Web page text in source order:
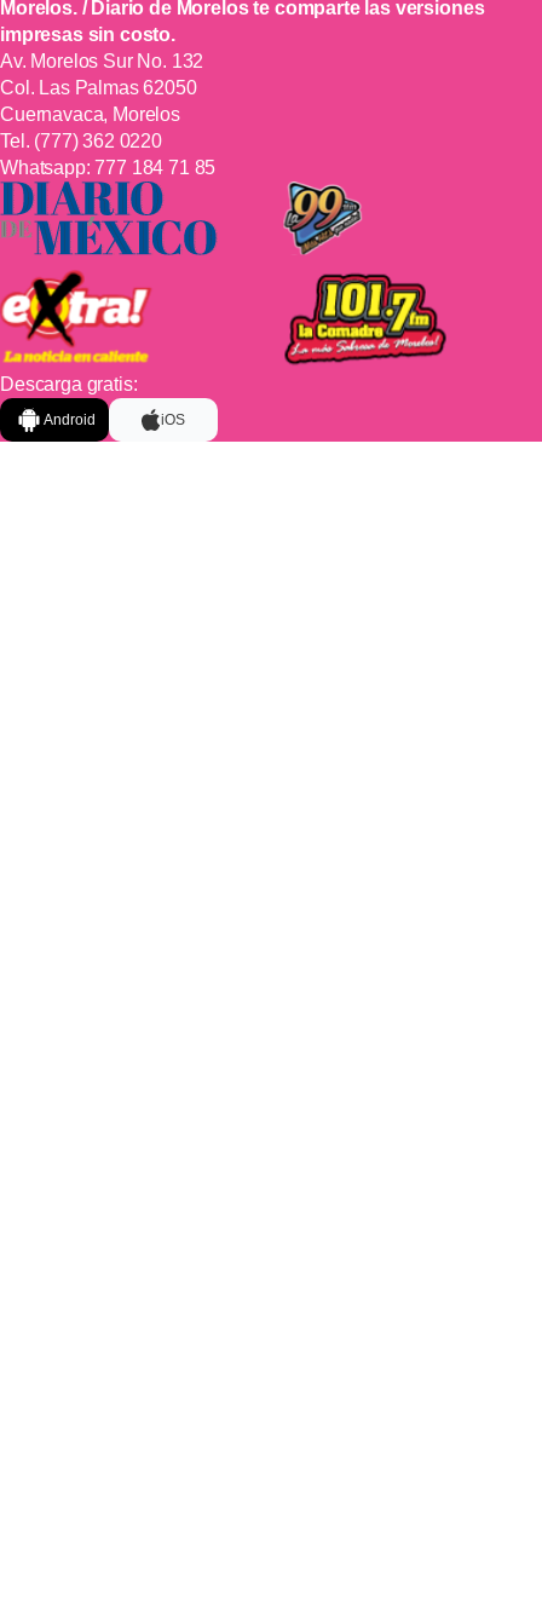
Morelos. / Diario de Morelos te comparte las versiones
impresas sin costo.
Av. Morelos Sur No. 132
Col. Las Palmas 62050
Cuernavaca, Morelos
Tel. (777) 362 0220
Whatsapp:777 184 71 85
Descarga gratis:
Android iOS